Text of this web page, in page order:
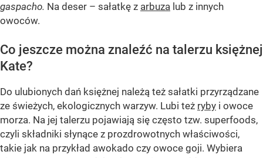
gaspacho. Na deser – sałatkę z arbuza lub z innych
owoców.
Co jeszcze można znaleźć na talerzu księżnej
Kate?
Do ulubionych dań księżnej należą też sałatki przyrządzane
ze świeżych, ekologicznych warzyw. Lubi też ryby i owoce
morza. Na jej talerzu pojawiają się często tzw. superfoods,
czyli składniki słynące z prozdrowotnych właściwości,
takie jak na przykład awokado czy owoce goji. Wybiera